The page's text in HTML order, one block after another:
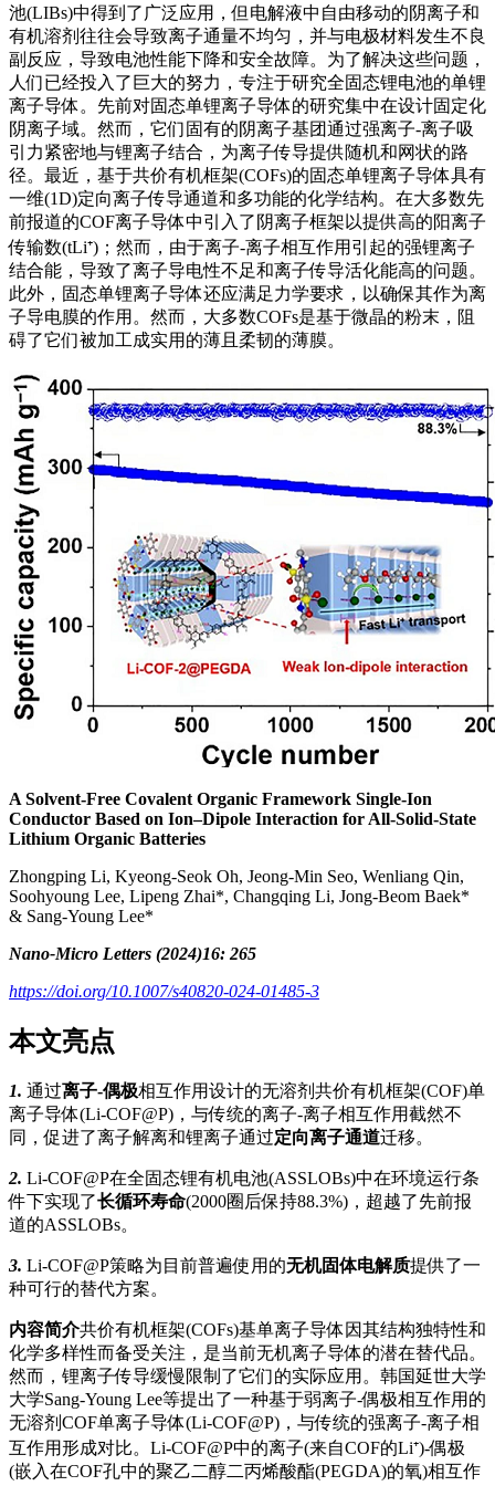
池(LIBs)中得到了广泛应用，但电解液中自由移动的阴离子和
有机溶剂往往会导致离子通量不均匀，并与电极材料发生不良
副反应，导致电池性能下降和安全故障。为了解决这些问题，
人们已经投入了巨大的努力，专注于研究全固态锂电池的单锂
离子导体。先前对固态单锂离子导体的研究集中在设计固定化
阴离子域。然而，它们固有的阴离子基团通过强离子-离子吸
引力紧密地与锂离子结合，为离子传导提供随机和网状的路
径。最近，基于共价有机框架(COFs)的固态单锂离子导体具有
一维(1D)定向离子传导通道和多功能的化学结构。在大多数先
前报道的COF离子导体中引入了阴离子框架以提供高的阳离子
传输数(tLi⁺)；然而，由于离子-离子相互作用引起的强锂离子
结合能，导致了离子导电性不足和离子传导活化能高的问题。
此外，固态单锂离子导体还应满足力学要求，以确保其作为离
子导电膜的作用。然而，大多数COFs是基于微晶的粉末，阻
碍了它们被加工成实用的薄且柔韧的薄膜。
A Solvent-Free Covalent Organic Framework Single-Ion
Conductor Based on Ion–Dipole Interaction for All-Solid-State
Lithium Organic Batteries
Zhongping Li, Kyeong-Seok Oh, Jeong-Min Seo, Wenliang Qin,
Soohyoung Lee, Lipeng Zhai*, Changqing Li, Jong-Beom Baek*
& Sang-Young Lee*
Nano-Micro Letters (2024)16: 265
https://doi.org/10.1007/s40820-024-01485-3
本文亮点
1. 通过离子-偶极相互作用设计的无溶剂共价有机框架(COF)单
离子导体(Li-COF@P)，与传统的离子-离子相互作用截然不
同，促进了离子解离和锂离子通过定向离子通道迁移。
2. Li-COF@P在全固态锂有机电池(ASSLOBs)中在环境运行条
件下实现了长循环寿命(2000圈后保持88.3%)，超越了先前报
道的ASSLOBs。
3. Li-COF@P策略为目前普遍使用的无机固体电解质提供了一
种可行的替代方案。
内容简介共价有机框架(COFs)基单离子导体因其结构独特性和
化学多样性而备受关注，是当前无机离子导体的潜在替代品。
然而，锂离子传导缓慢限制了它们的实际应用。韩国延世大学
大学Sang-Young Lee等提出了一种基于弱离子-偶极相互作用的
无溶剂COF单离子导体(Li-COF@P)，与传统的强离子-离子相
互作用形成对比。Li-COF@P中的离子(来自COF的Li⁺)-偶极
(嵌入在COF孔中的聚乙二醇二丙烯酸酯(PEGDA)的氧)相互作